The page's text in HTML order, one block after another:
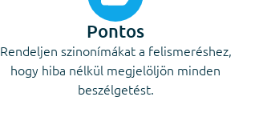
Pontos
Rendeljen szinonímákat a felismeréshez,
hogy hiba nélkül megjelöljön minden
beszélgetést.